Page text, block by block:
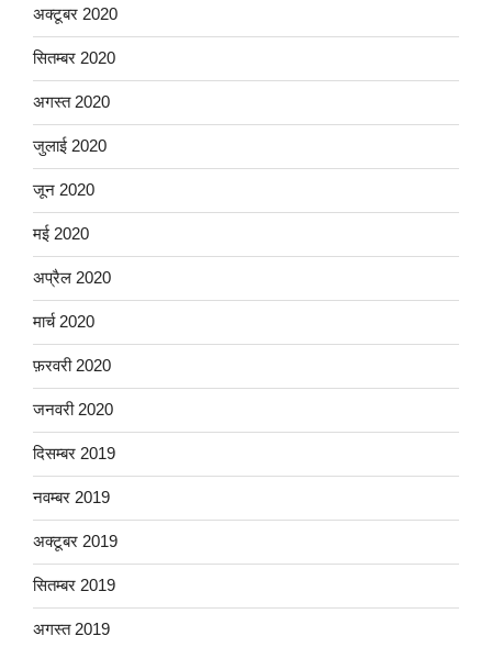
अक्टूबर 2020
सितम्बर 2020
अगस्त 2020
जुलाई 2020
जून 2020
मई 2020
अप्रैल 2020
मार्च 2020
फ़रवरी 2020
जनवरी 2020
दिसम्बर 2019
नवम्बर 2019
अक्टूबर 2019
सितम्बर 2019
अगस्त 2019